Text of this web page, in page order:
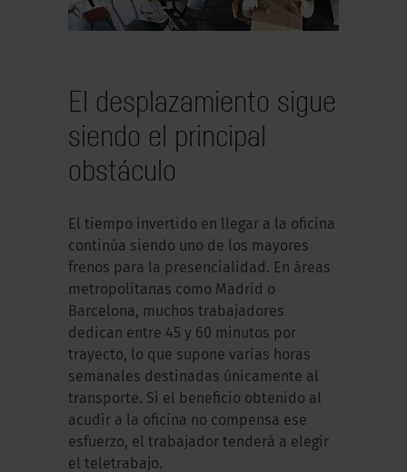
El desplazamiento sigue
siendo el principal
obstáculo
El tiempo invertido en llegar a la oficina
continúa siendo uno de los mayores
frenos para la presencialidad. En áreas
metropolitanas como Madrid o
Barcelona, muchos trabajadores
dedican entre 45 y 60 minutos por
trayecto, lo que supone varias horas
semanales destinadas únicamente al
transporte. Si el beneficio obtenido al
acudir a la oficina no compensa ese
esfuerzo, el trabajador tenderá a elegir
el teletrabajo.